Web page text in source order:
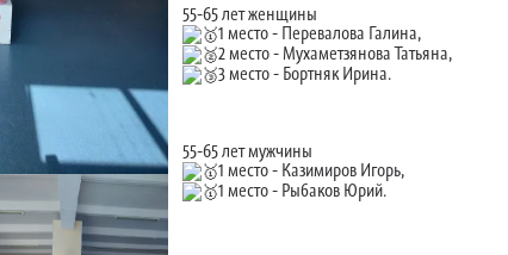
55-65 лет женщины
1 место - Перевалова Галина,
2 место - Мухаметзянова Татьяна,
3 место - Бортняк Ирина.
55-65 лет мужчины
1 место - Казимиров Игорь,
1 место - Рыбаков Юрий.